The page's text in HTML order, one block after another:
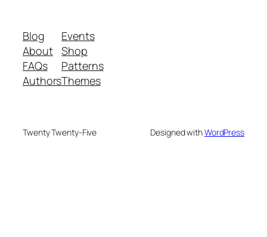
Blog
About
FAQs
Authors
Events
Shop
Patterns
Themes
Twenty Twenty-Five Designed withWordPress